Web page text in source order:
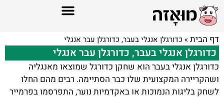
דף הבית» כדורגלן אנגלי בעבר, כדורגלן עבר אנגלי
כדורגלן אנגלי בעבר, כדורגלן עבר אנגלי
כדורגלן אנגלי בעבר הוא שחקן כדורגל שמוצאו מאנגליה
ושהקריירה המקצועית שלו כבר הסתיימה. רבים מהם החלו
לשחק בליגות הנמוכות או באקדמיות נוער, התפרסמו בפרמייר